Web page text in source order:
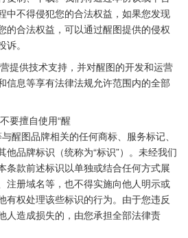
中不得侵犯您的合法权益，如果您发现
的合法权益，可以通过醒图提供的侵权
。
提供技术支持，并对醒图的开发和运营
信息等享有法律法规允许范围内的全部
要擅自使用“醒
醒图品牌相关的任何商标、服务标记、
他品牌标识（统称为“标识”）。未经我们
条款前述标识以单独或结合任何方式展
注册域名等，也不得实施向他人明示或
有权处理该些标识的行为。由于您违反
人造成损失的，由您承担全部法律责